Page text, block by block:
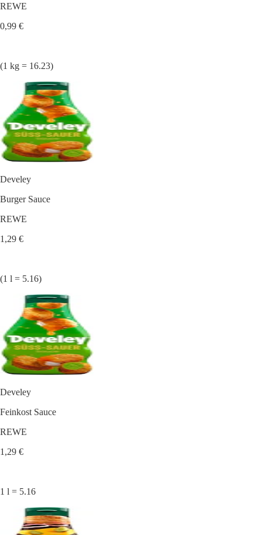
REWE
0,99 €
(1 kg = 16.23)
Develey
Burger Sauce
REWE
1,29 €
(1 l = 5.16)
Develey
Feinkost Sauce
REWE
1,29 €
1 l = 5.16